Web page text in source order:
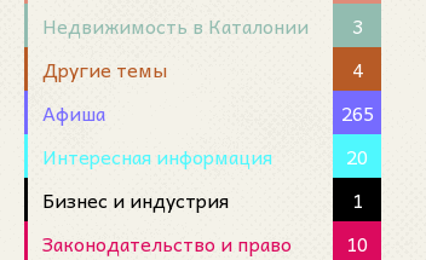
Недвижимость в Каталонии
3
Другие темы
4
Афиша
265
Интересная информация
20
Бизнес и индустрия
1
Законодательство и право
10